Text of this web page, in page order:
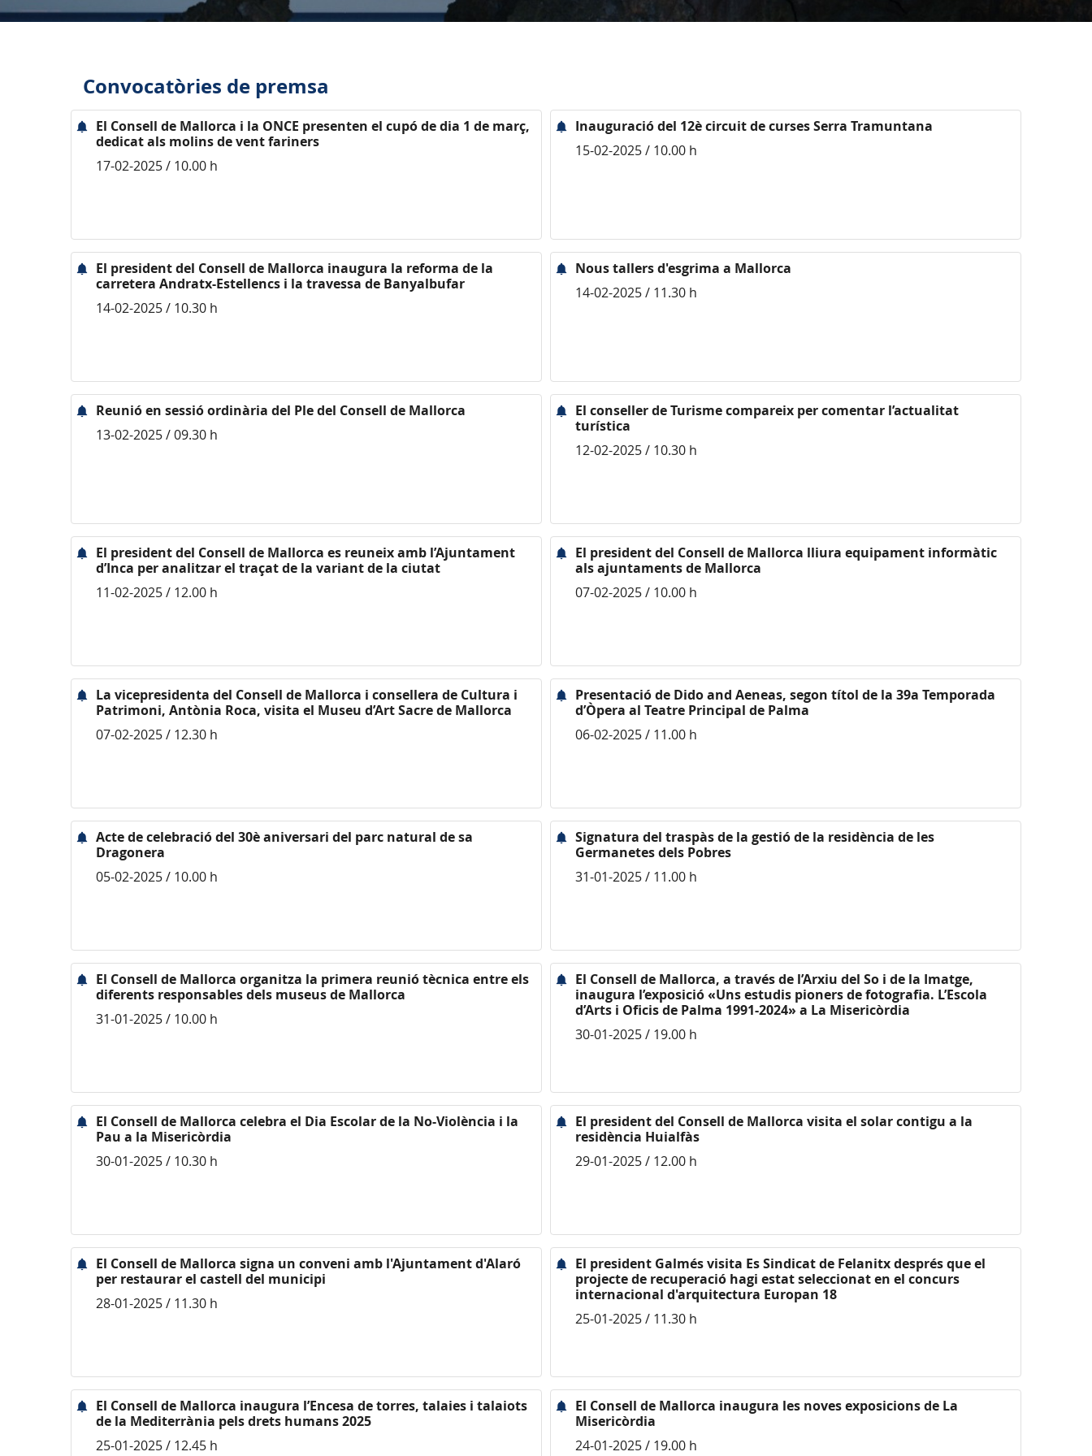
Convocatòries de premsa
El Consell de Mallorca i la ONCE presenten el cupó de dia 1 de març,
dedicat als molins de vent fariners
17-02-2025 / 10.00 h
Inauguració del 12è circuit de curses Serra Tramuntana
15-02-2025 / 10.00 h
El president del Consell de Mallorca inaugura la reforma de la
carretera Andratx-Estellencs i la travessa de Banyalbufar
14-02-2025 / 10.30 h
Nous tallers d'esgrima a Mallorca
14-02-2025 / 11.30 h
Reunió en sessió ordinària del Ple del Consell de Mallorca
13-02-2025 / 09.30 h
El conseller de Turisme compareix per comentar l’actualitat
turística
12-02-2025 / 10.30 h
El president del Consell de Mallorca es reuneix amb l’Ajuntament
d’Inca per analitzar el traçat de la variant de la ciutat
11-02-2025 / 12.00 h
El president del Consell de Mallorca lliura equipament informàtic
als ajuntaments de Mallorca
07-02-2025 / 10.00 h
La vicepresidenta del Consell de Mallorca i consellera de Cultura i
Patrimoni, Antònia Roca, visita el Museu d’Art Sacre de Mallorca
07-02-2025 / 12.30 h
Presentació de Dido and Aeneas, segon títol de la 39a Temporada
d’Òpera al Teatre Principal de Palma
06-02-2025 / 11.00 h
Acte de celebració del 30è aniversari del parc natural de sa
Dragonera
05-02-2025 / 10.00 h
Signatura del traspàs de la gestió de la residència de les
Germanetes dels Pobres
31-01-2025 / 11.00 h
El Consell de Mallorca organitza la primera reunió tècnica entre els
diferents responsables dels museus de Mallorca
31-01-2025 / 10.00 h
El Consell de Mallorca, a través de l’Arxiu del So i de la Imatge,
inaugura l’exposició «Uns estudis pioners de fotografia. L’Escola
d’Arts i Oficis de Palma 1991-2024» a La Misericòrdia
30-01-2025 / 19.00 h
El Consell de Mallorca celebra el Dia Escolar de la No-Violència i la
Pau a la Misericòrdia
30-01-2025 / 10.30 h
El president del Consell de Mallorca visita el solar contigu a la
residència Huialfàs
29-01-2025 / 12.00 h
El Consell de Mallorca signa un conveni amb l'Ajuntament d'Alaró
per restaurar el castell del municipi
28-01-2025 / 11.30 h
El president Galmés visita Es Sindicat de Felanitx després que el
projecte de recuperació hagi estat seleccionat en el concurs
internacional d'arquitectura Europan 18
25-01-2025 / 11.30 h
El Consell de Mallorca inaugura l’Encesa de torres, talaies i talaiots
de la Mediterrània pels drets humans 2025
25-01-2025 / 12.45 h
El Consell de Mallorca inaugura les noves exposicions de La
Misericòrdia
24-01-2025 / 19.00 h